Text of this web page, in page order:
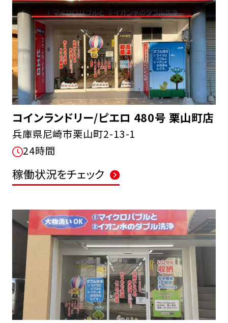
コインランドリー/ピエロ 480号 栗山町店
兵庫県尼崎市栗山町2-13-1
24時間
稼働状況をチェック